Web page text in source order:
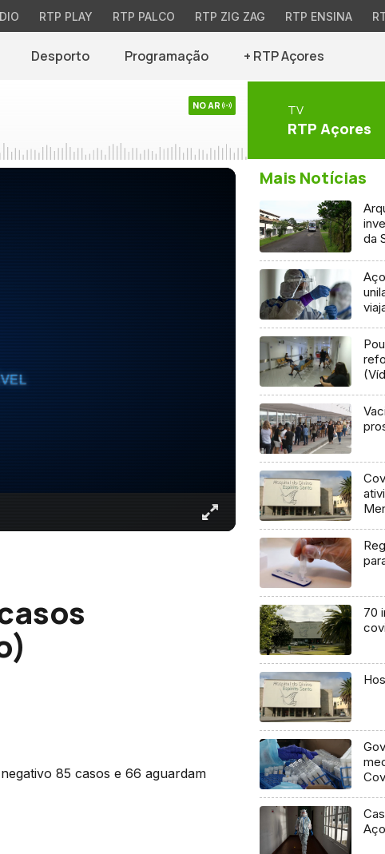
RTP PLAY RTP PALCO RTP ZIG ZAG RTP ENSINA
Desporto Programação + RTP Açores
NO AR TV
RTP Açores
85 casos e 66 aguardam
Mais Notícias
da
70